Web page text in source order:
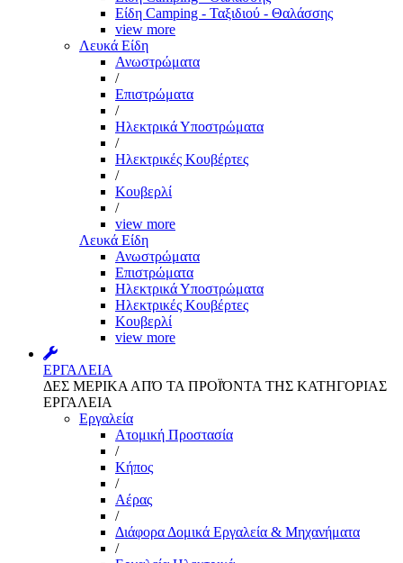
Είδη Camping - Ταξιδιού - Θαλάσσης
view more
Λευκά Είδη
Ανωστρώματα
/
Επιστρώματα
/
Ηλεκτρικά Υποστρώματα
/
Ηλεκτρικές Κουβέρτες
/
Κουβερλί
/
view more
Λευκά Είδη
Ανωστρώματα
Επιστρώματα
Ηλεκτρικά Υποστρώματα
Ηλεκτρικές Κουβέρτες
Κουβερλί
view more
ΕΡΓΑΛΕΙΑ
ΔΕΣ ΜΕΡΙΚΑ ΑΠΌ ΤΑ ΠΡΟΪΌΝΤΑ ΤΗΣ ΚΑΤΗΓΟΡΙΑΣ
ΕΡΓΑΛΕΙΑ
Εργαλεία
Aτομική Προστασία
/
Kήπος
/
Αέρας
/
Διάφορα Δομικά Εργαλεία & Μηχανήματα
/